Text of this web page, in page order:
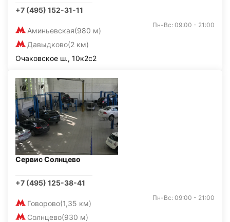
+7 (495) 152-31-11
Аминьевская(980 м)
Давыдково(2 км)
Пн-Вс: 09:00 - 21:00
Очаковское ш., 10к2с2
Сервис Солнцево
+7 (495) 125-38-41
Говорово(1,35 км)
Солнцево(930 м)
Пн-Вс: 09:00 - 21:00